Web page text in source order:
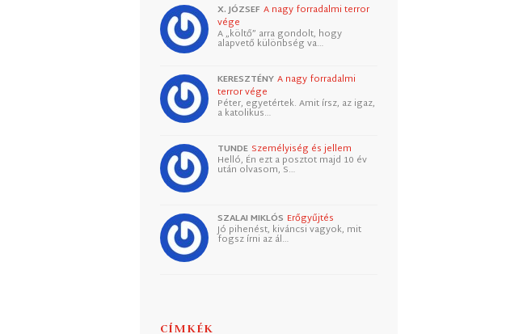
X. JÓZSEF A nagy forradalmi terror
vége
A „költő” arra gondolt, hogy
alapvető különbség va…
KERESZTÉNY A nagy forradalmi
terror vége
Péter, egyetértek. Amit írsz, az igaz,
a katolikus…
TUNDE Személyiség és jellem
Helló, Én ezt a posztot majd 10 év
után olvasom, S…
SZALAI MIKLÓS Erőgyűjtés
Jó pihenést, kiváncsi vagyok, mit
fogsz írni az ál…
CÍMKÉK